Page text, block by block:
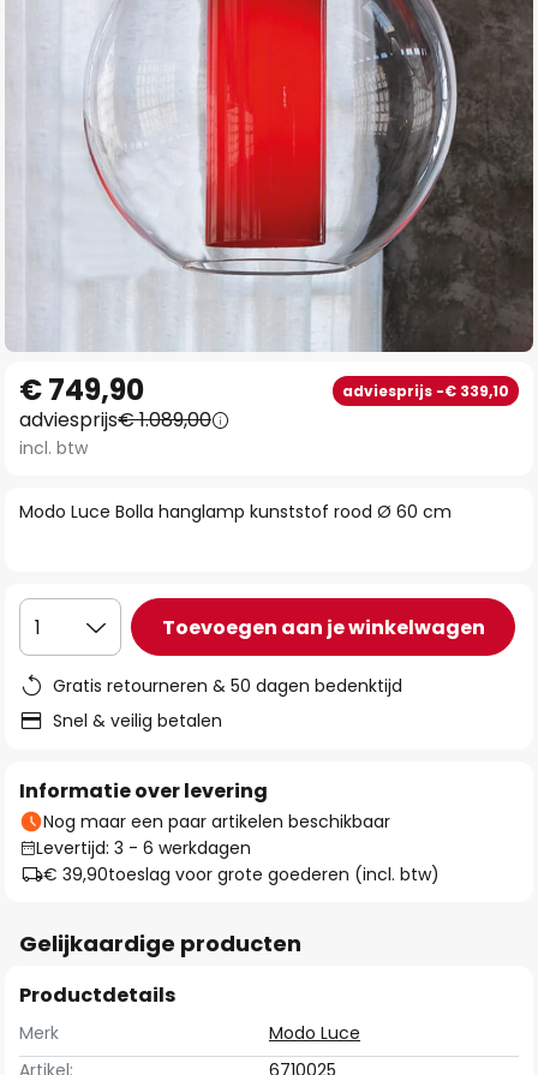
afbeeldingen-
naar
het
begin
de
Modo Luce Bolla hanglamp kunststof rood Ø 60 cm
€ 749,90 adviesprijs -€ 339,10
adviesprijs€ 1.089,00
incl. btw
1 Toevoegen aan je winkelwagen
Gratis retourneren & 50 dagen bedenktijd
Snel & veilig betalen
Informatie over levering
Nog maar een paar artikelen beschikbaar
Levertijd: 3 - 6 werkdagen
€ 39,90toeslag voor grote goederen (incl. btw)
Gelijkaardige producten
Productdetails
Merk
Modo Luce
Artikel:
6710025